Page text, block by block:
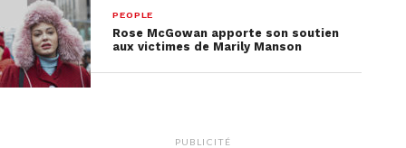
PEOPLE
Rose McGowan apporte son soutien
aux victimes de Marily Manson
PUBLICITÉ